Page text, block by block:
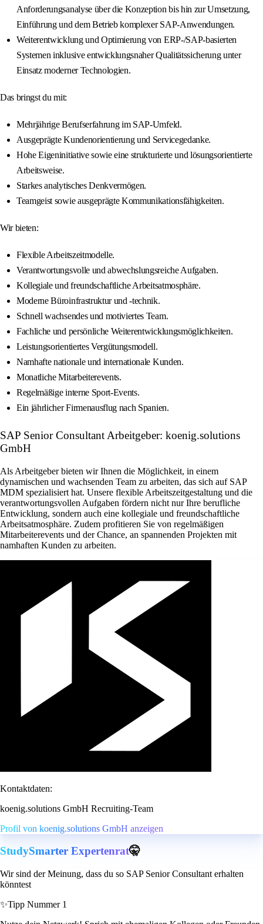
Anforderungsanalyse über die Konzeption bis hin zur Umsetzung,
Einführung und dem Betrieb komplexer SAP-Anwendungen.
Weiterentwicklung und Optimierung von ERP-/SAP-basierten
Systemen inklusive entwicklungsnaher Qualitätssicherung unter
Einsatz moderner Technologien.
Das bringst du mit:
Mehrjährige Berufserfahrung im SAP-Umfeld.
Ausgeprägte Kundenorientierung und Servicegedanke.
Hohe Eigeninitiative sowie eine strukturierte und lösungsorientierte
Arbeitsweise.
Starkes analytisches Denkvermögen.
Teamgeist sowie ausgeprägte Kommunikationsfähigkeiten.
Wir bieten:
Flexible Arbeitszeitmodelle.
Verantwortungsvolle und abwechslungsreiche Aufgaben.
Kollegiale und freundschaftliche Arbeitsatmosphäre.
Moderne Büroinfrastruktur und -technik.
Schnell wachsendes und motiviertes Team.
Fachliche und persönliche Weiterentwicklungsmöglichkeiten.
Leistungsorientiertes Vergütungsmodell.
Namhafte nationale und internationale Kunden.
Monatliche Mitarbeiterevents.
Regelmäßige interne Sport-Events.
Ein jährlicher Firmenausflug nach Spanien.
SAP Senior Consultant Arbeitgeber: koenig.solutions
GmbH
Als Arbeitgeber bieten wir Ihnen die Möglichkeit, in einem
dynamischen und wachsenden Team zu arbeiten, das sich auf SAP
MDM spezialisiert hat. Unsere flexible Arbeitszeitgestaltung und die
verantwortungsvollen Aufgaben fördern nicht nur Ihre berufliche
Entwicklung, sondern auch eine kollegiale und freundschaftliche
Arbeitsatmosphäre. Zudem profitieren Sie von regelmäßigen
Mitarbeiterevents und der Chance, an spannenden Projekten mit
namhaften Kunden zu arbeiten.
Kontaktdaten:
koenig.solutions GmbH Recruiting-Team
Profil von koenig.solutions GmbH anzeigen
StudySmarter Expertenrat🤫
Wir sind der Meinung, dass du so SAP Senior Consultant erhalten
könntest
✨Tipp Nummer 1